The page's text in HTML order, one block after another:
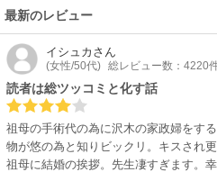
最新のレビュー
イシュカ さん
(女性/50代) 総レビュー数：4220
読者は総ツッコミと化す話
祖母の手術代の為に沢木の家政婦をす
物が悠の為と知りビックリ。キスされ
祖母に結婚の挨拶。先生凄すぎます。